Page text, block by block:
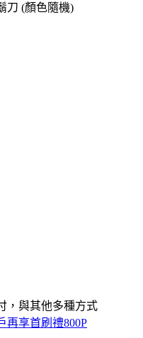
刀 (顏色隨機)
，與其他多種方式
再享首刷禮800P